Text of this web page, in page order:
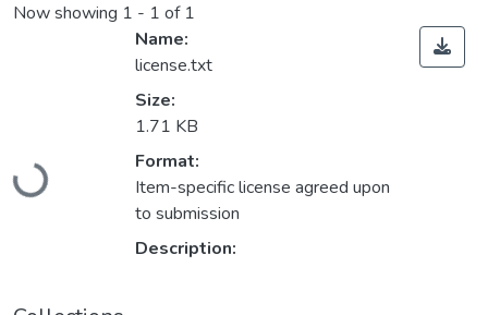
Now showing 1 - 1 of 1
Loading...
Name:
license.txt
Size:
1.71 KB
Format:
Item-specific license agreed upon
to submission
Description: